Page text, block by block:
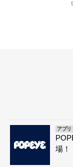
アプリ
場！